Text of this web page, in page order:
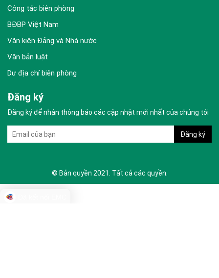
Công tác biên phòng
BĐBP Việt Nam
Văn kiện Đảng và Nhà nước
Văn bản luật
Dư địa chí biên phòng
Đăng ký
Đăng ký để nhận thông báo các cập nhật mới nhất của chúng tôi
© Bản quyền 2021. Tất cả các quyền.